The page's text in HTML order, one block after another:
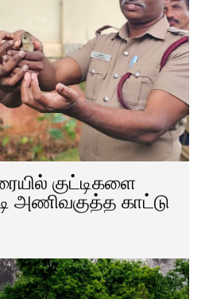
குட்டிகளை
அணிவகுத்த காட்டு